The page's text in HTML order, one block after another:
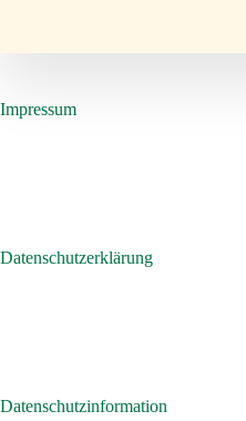
Impressum
Datenschutzerklärung
Datenschutzinformation